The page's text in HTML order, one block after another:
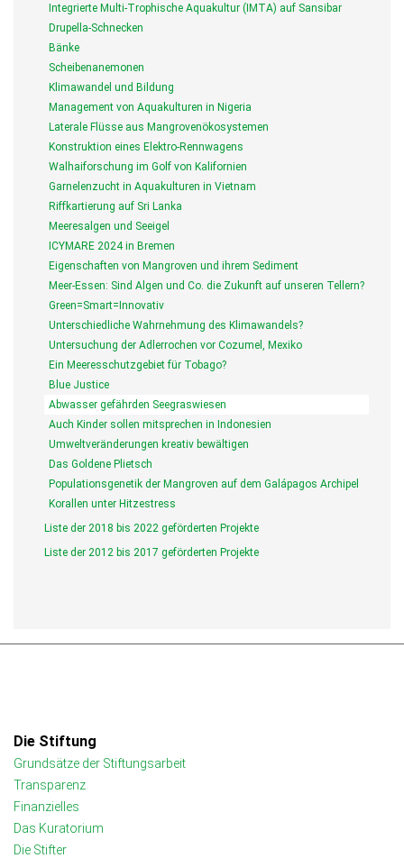
Integrierte Multi-Trophische Aquakultur (IMTA) auf Sansibar
Drupella-Schnecken
Bänke
Scheibenanemonen
Klimawandel und Bildung
Management von Aquakulturen in Nigeria
Laterale Flüsse aus Mangrovenökosystemen
Konstruktion eines Elektro-Rennwagens
Walhaiforschung im Golf von Kalifornien
Garnelenzucht in Aquakulturen in Vietnam
Riffkartierung auf Sri Lanka
Meeresalgen und Seeigel
ICYMARE 2024 in Bremen
Eigenschaften von Mangroven und ihrem Sediment
Meer-Essen: Sind Algen und Co. die Zukunft auf unseren Tellern?
Green=Smart=Innovativ
Unterschiedliche Wahrnehmung des Klimawandels?
Untersuchung der Adlerrochen vor Cozumel, Mexiko
Ein Meeresschutzgebiet für Tobago?
Blue Justice
Abwasser gefährden Seegraswiesen
Auch Kinder sollen mitsprechen in Indonesien
Umweltveränderungen kreativ bewältigen
Das Goldene Plietsch
Populationsgenetik der Mangroven auf dem Galápagos Archipel
Korallen unter Hitzestress
Liste der 2018 bis 2022 geförderten Projekte
Liste der 2012 bis 2017 geförderten Projekte
Die Stiftung
Grundsätze der Stiftungsarbeit
Transparenz
Finanzielles
Das Kuratorium
Die Stifter